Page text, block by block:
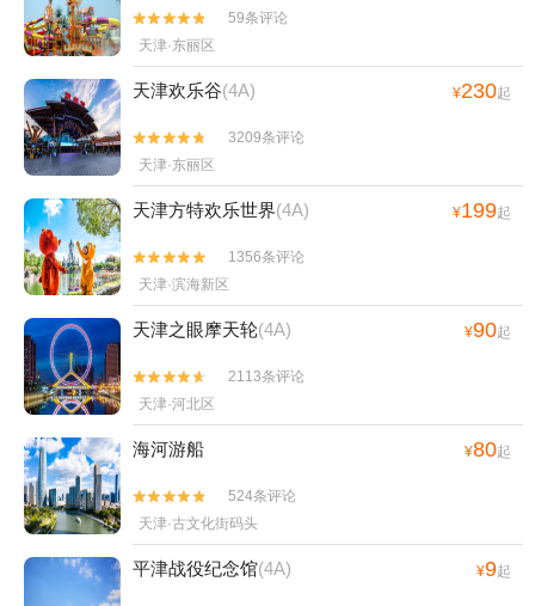


59条评论
天津·东丽区
天津欢乐谷(4A) ¥230起


3209条评论
天津·东丽区
天津方特欢乐世界(4A) ¥199起


1356条评论
天津·滨海新区
天津之眼摩天轮(4A) ¥90起


2113条评论
天津·河北区
海河游船 ¥80起


524条评论
天津·古文化街码头
平津战役纪念馆(4A) ¥9起